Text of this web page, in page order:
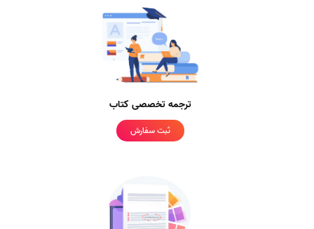
ترجمه تخصصی کتاب
ثبت سفارش